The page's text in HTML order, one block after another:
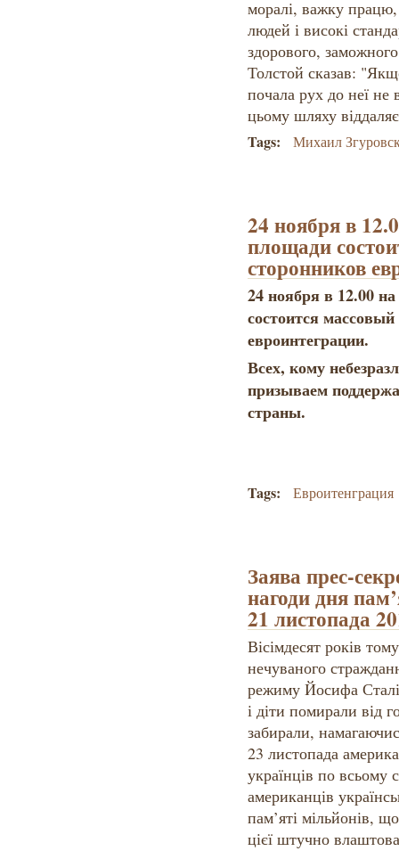
моралі, важку працю,
людей і високі
здорового,
Толстой сказав:
почала рух до неї
цьому шляху
Tags: Михаил
24 ноября в
площади
сторонников
24 ноября в 12.00
состоится
евроинтеграции.
Всех, кому
призываем
страны.
Tags: Евроитенграция
Заява прес-
нагоди дня
21 листопада
Вісімдесят років
нечуваного
режиму Йосифа
і діти помирали від
забирали,
23 листопада
українців по всьому
американців
пам’яті мільйонів,
цієї штучно